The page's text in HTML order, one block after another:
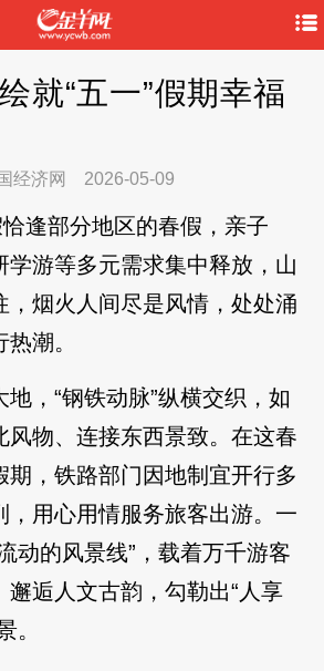
就“五一”假期幸福
经济网 2026-05-09
恰逢部分地区的春假，亲子
学游等多元需求集中释放，山
，烟火人间尽是风情，处处涌
潮。
，“钢铁动脉”纵横交织，如
风物、连接东西景致。在这春
期，铁路部门因地制宜开行多
，用心用情服务旅客出游。一
动的风景线”，载着万千游客
邂逅人文古韵，勾勒出“人享
。